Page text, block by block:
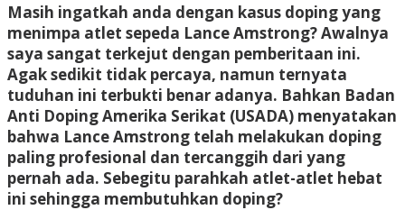
Masih ingatkah anda dengan kasus doping yang
menimpa atlet sepeda Lance Amstrong? Awalnya
saya sangat terkejut dengan pemberitaan ini.
Agak sedikit tidak percaya, namun ternyata
tuduhan ini terbukti benar adanya. Bahkan Badan
Anti Doping Amerika Serikat (USADA) menyatakan
bahwa Lance Amstrong telah melakukan doping
paling profesional dan tercanggih dari yang
pernah ada. Sebegitu parahkah atlet-atlet hebat
ini sehingga membutuhkan doping?